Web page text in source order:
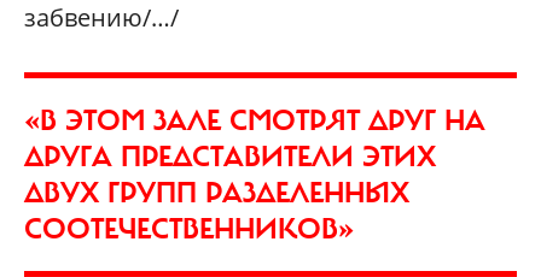
забвению/…/
«В ЭТОМ ЗАЛЕ СМОТРЯТ ДРУГ НА
ДРУГА ПРЕДСТАВИТЕЛИ ЭТИХ
ДВУХ ГРУПП РАЗДЕЛЕННЫХ
СООТЕЧЕСТВЕННИКОВ»